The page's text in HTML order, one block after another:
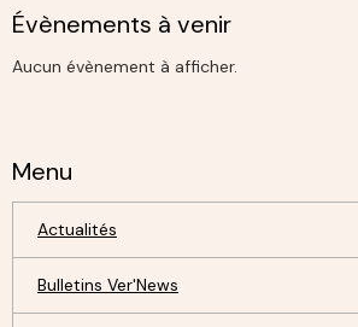
Évènements à venir
Aucun évènement à afficher.
Menu
Actualités
Bulletins Ver'News